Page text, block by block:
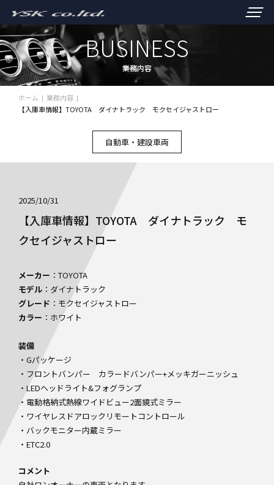
BUSINESS
業務内容
ホーム
業務内容
【入庫車情報】TOYOTA ダイナトラック モクセイジャストロー
自動車・建設車両
2025/10/31
【入庫車情報】TOYOTA ダイナトラック モ
クセイジャストロー
メーカー ：TOYOTA
モデル ：ダイナトラック
グレード ：モクセイジャストロー
カラー ：ホワイト
装備
・Gパッケージ
・フロントバンパー カラードバンパー+メッキガーニッシュ
・LEDヘッドライト&フォグランプ
・電動格納式熱線ワイドビュー2面鏡式ミラー
・ワイヤレスドアロックリモートコントロール
・バックモニター内蔵ミラー
・ETC2.0
コメント